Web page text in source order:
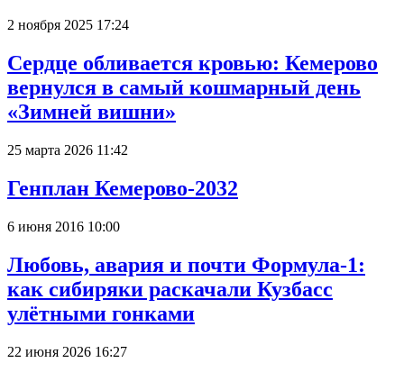
2 ноября 2025 17:24
Сердце обливается кровью: Кемерово
вернулся в самый кошмарный день
«Зимней вишни»
25 марта 2026 11:42
Генплан Кемерово-2032
6 июня 2016 10:00
Любовь, авария и почти Формула-1:
как сибиряки раскачали Кузбасс
улётными гонками
22 июня 2026 16:27